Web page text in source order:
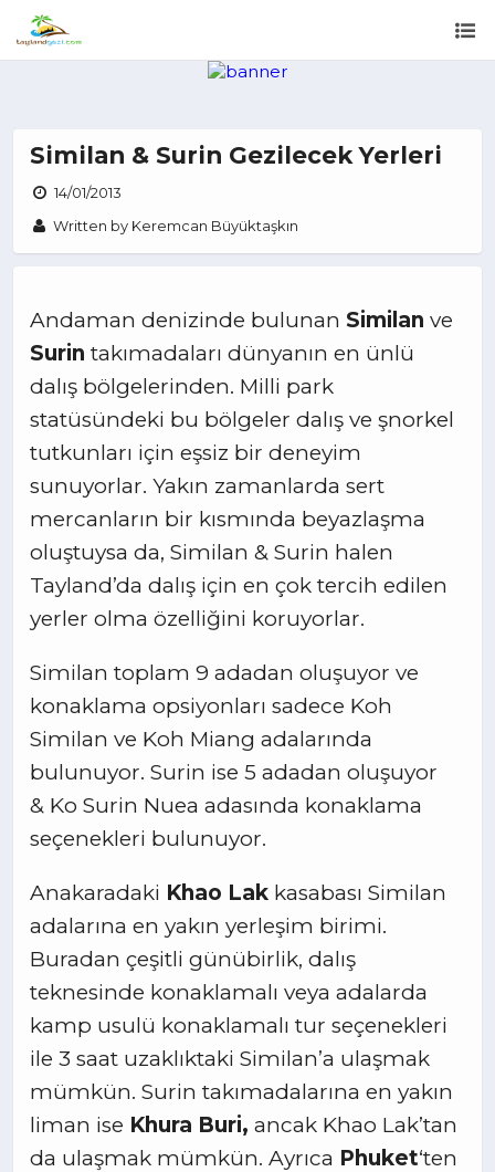
Similan & Surin Gezilecek Yerleri
14/01/2013
Written by Keremcan Büyüktaşkın
Andaman denizinde bulunan Similan ve
Surin takımadaları dünyanın en ünlü
dalış bölgelerinden. Milli park
statüsündeki bu bölgeler dalış ve şnorkel
tutkunları için eşsiz bir deneyim
sunuyorlar. Yakın zamanlarda sert
mercanların bir kısmında beyazlaşma
oluştuysa da, Similan & Surin halen
Tayland’da dalış için en çok tercih edilen
yerler olma özelliğini koruyorlar.
Similan toplam 9 adadan oluşuyor ve
konaklama opsiyonları sadece Koh
Similan ve Koh Miang adalarında
bulunuyor. Surin ise 5 adadan oluşuyor
& Ko Surin Nuea adasında konaklama
seçenekleri bulunuyor.
Anakaradaki Khao Lak kasabası Similan
adalarına en yakın yerleşim birimi.
Buradan çeşitli günübirlik, dalış
teknesinde konaklamalı veya adalarda
kamp usulü konaklamalı tur seçenekleri
ile 3 saat uzaklıktaki Similan’a ulaşmak
mümkün. Surin takımadalarına en yakın
liman ise Khura Buri, ancak Khao Lak’tan
da ulaşmak mümkün. Ayrıca Phuket‘ten